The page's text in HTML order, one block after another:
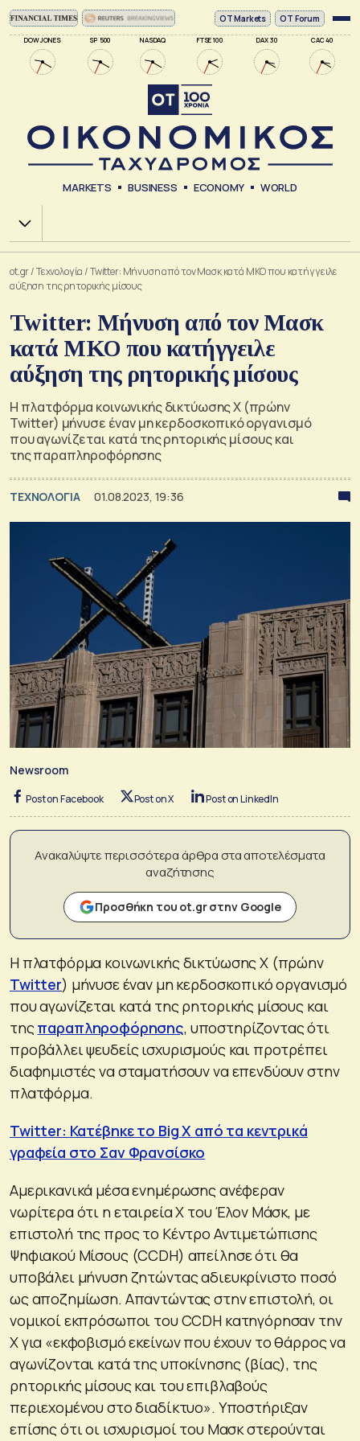
DOW JONES SP 500 NASDAQ FTSE 100 DAX 30 CAC 40
ΟΤ Markets OT Forum
MARKETS BUSINESS ECONOMY WORLD
Χ.Α.
ot.gr/Τεχνολογία /Twitter: Μήνυση από τον Μασκ κατά ΜΚΟ που κατήγγειλε
αύξηση της ρητορικής μίσους
Twitter: Μήνυση από τον Μασκ
κατά ΜΚΟ που κατήγγειλε
αύξηση της ρητορικής μίσους
Η πλατφόρμα κοινωνικής δικτύωσης Χ (πρώην
Twitter) μήνυσε έναν μη κερδοσκοπικό οργανισμό
που αγωνίζεται κατά της ρητορικής μίσους και
της παραπληροφόρησης
ΤΕΧΝΟΛΟΓΙΑ 01.08.2023, 19:36
Newsroom
Post on Facebook Post on X Post on LinkedIn
Ανακαλύψτε περισσότερα άρθρα στα αποτελέσματα
αναζήτησης
Προσθήκη του ot.gr στην Google
Η πλατφόρμα κοινωνικής δικτύωσης Χ (πρώην
Twitter) μήνυσε έναν μη κερδοσκοπικό οργανισμό
που αγωνίζεται κατά της ρητορικής μίσους και
τηςπαραπληροφόρησης, υποστηρίζοντας ότι
προβάλλει ψευδείς ισχυρισμούς και προτρέπει
διαφημιστές να σταματήσουν να επενδύουν στην
πλατφόρμα.
Twitter: Κατέβηκε το Big X από τα κεντρικά
γραφεία στο Σαν Φρανσίσκο
Αμερικανικά μέσα ενημέρωσης ανέφεραν
νωρίτερα ότι η εταιρεία Χ του Έλον Μάσκ, με
επιστολή της προς το Κέντρο Αντιμετώπισης
Ψηφιακού Μίσους (CCDH) απείλησε ότι θα
υποβάλει μήνυση ζητώντας αδιευκρίνιστο ποσό
ως αποζημίωση. Απαντώντας στην επιστολή, οι
νομικοί εκπρόσωποι του CCDH κατηγόρησαν την
Χ για «εκφοβισμό εκείνων που έχουν το θάρρος να
αγωνίζονται κατά της υποκίνησης (βίας), της
ρητορικής μίσους και του επιβλαβούς
περιεχομένου στο διαδίκτυο». Υποστήριξαν
επίσης ότι οι ισχυρισμοί του Μασκ στερούνται